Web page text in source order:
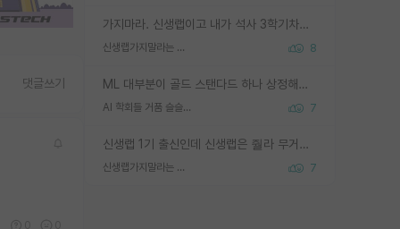
가지마라. 신생랩이고 내가 석사 3학기차인데 최고참인데 나도 아무것도 모르는데 교수가 후배들 왜 논문 교육 안시키냐. 논문 왜 안 써오냐 닦달한다
신생랩가지말라는 이유가 있었구나 8
ML 대부분이 골드 스탠다드 하나 상정해놓고 (벤치마크 데이터셋이 여러 개면 여러 개 상정) 그거 얼마나 잘 맞추나 싸움임 가끔 번뜩이는 설계 철학을 보여주는 논문들도 있지만 대부분 그거 성적 얼마나 더 올리느라에 혈안이 되어 있는 측면이 잇음
AI 학회들 거품 슬슬 지적이 나오네요 7
신생랩 1기 출신인데 신생랩은 줠라 무거운 바벨 같은거임. 들면 대박인데 못들면 깔려 죽음. 아무도 알려주지 않는 환경에서 자생해야하지만, 일단 살아남았다면 그 어떤 사람보다 악착같고 생존력 높은 사람으로 거듭날 수 있음
신생랩가지말라는 이유가 있었구나 7
댓글쓰기